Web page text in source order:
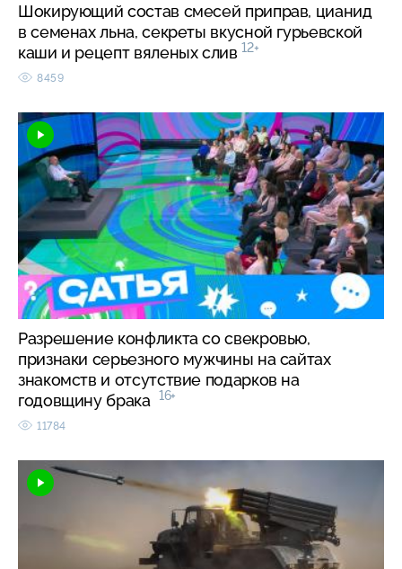
Шокирующий состав смесей приправ, цианид
в семенах льна, секреты вкусной гурьевской
каши и рецепт вяленых слив 12+
8459
Разрешение конфликта со свекровью,
признаки серьезного мужчины на сайтах
знакомств и отсутствие подарков на
годовщину брака
16+
11784